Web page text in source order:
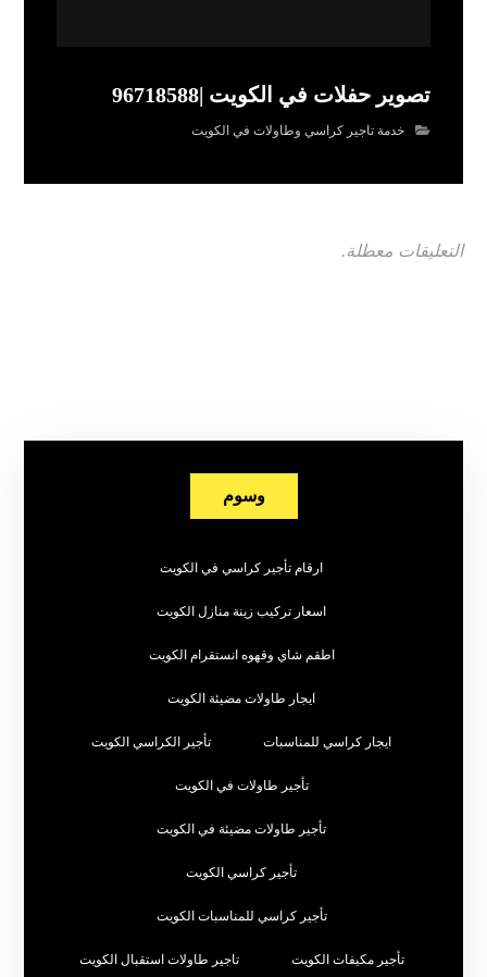
تصوير حفلات في الكويت |96718588
خدمة تاجير كراسي وطاولات في الكويت
التعليقات معطلة.
وسوم
ارقام تأجير كراسي في الكويت
اسعار تركيب زينة منازل الكويت
اطقم شاي وقهوه انستقرام الكويت
ايجار طاولات مضيئة الكويت
ايجار كراسي للمناسبات تأجير الكراسي الكويت
تأجير طاولات في الكويت
تأجير طاولات مضيئة في الكويت
تأجير كراسي الكويت
تأجير كراسي للمناسبات الكويت
تأجير مكيفات الكويت تاجير طاولات استقبال الكويت